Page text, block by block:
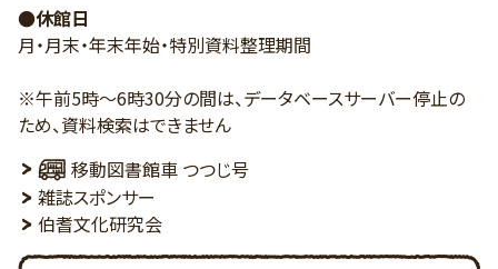
●休館日
月・月末・年末年始・特別資料整理期間
※午前5時～6時30分の間は、データベースサーバー停止の
ため、資料検索はできません
移動図書館車 つつじ号
雑誌スポンサー
伯耆文化研究会